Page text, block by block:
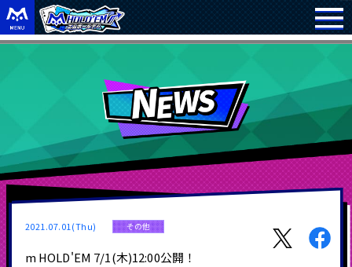
2021.07.01(Thu) その他
m HOLD'EM 7/1(木)12:00公開！